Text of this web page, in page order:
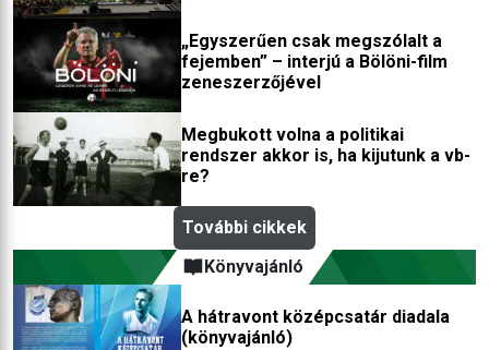
„Egyszerűen csak megszólalt a
fejemben” – interjú a Bölöni-film
zeneszerzőjével
Megbukott volna a politikai
rendszer akkor is, ha kijutunk a vb-
re?
További cikkek
Könyvajánló
A hátravont középcsatár diadala
(könyvajánló)